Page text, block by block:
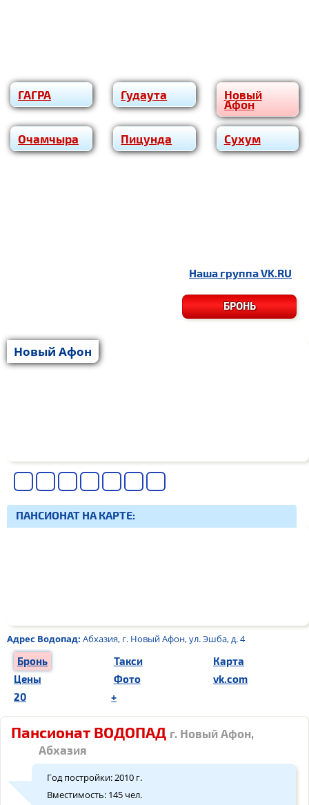
ГАГРА Гудаута Новый
Афон
Очам­чы­ра Пицунда Сухум
Наша группаVK.RU
БРОНЬ
Новый Афон
ПАНСИОНАТ НА КАРТЕ:
Адрес Водопад: Абхазия, г. Новый Афон, ул. Эшба, д. 4
Бронь
Цены
Такси
Фото
Карта
vk.com
20
+
Пансионат ВОДОПАД г. Новый Афон,
Абхазия
Год постройки: 2010 г.
Вместимость: 145 чел.